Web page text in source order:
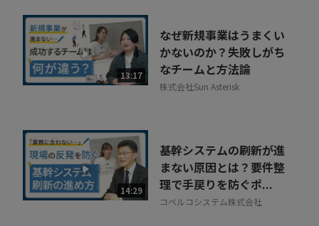
13:17
なぜ新規事業はうまくい
かないのか？失敗しがち
なチームと方法論
株式会社Sun Asterisk
14:29
基幹システムの刷新が進
まない原因とは？要件整
理で手戻りを防ぐポ...
コベルコシステム株式会社